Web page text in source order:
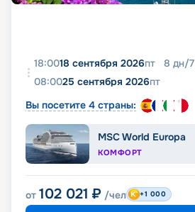
18:0018 сентября 2026пт 8 дн/7
08:0025 сентября 2026пт
Вы посетите 4 страны:
MSC World Europa
КОМФОРТ
от 102 021 ₽ /чел +1 000